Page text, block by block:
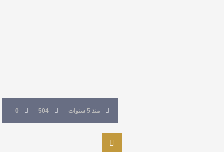
منذ 5 سنوات 504
0